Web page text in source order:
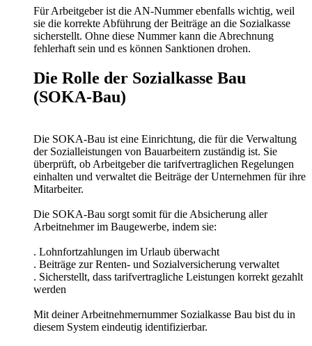
Für Arbeitgeber ist die AN-Nummer ebenfalls wichtig, weil
sie die korrekte Abführung der Beiträge an die Sozialkasse
sicherstellt. Ohne diese Nummer kann die Abrechnung
fehlerhaft sein und es können Sanktionen drohen.
Die Rolle der Sozialkasse Bau
(SOKA-Bau)
Die SOKA-Bau ist eine Einrichtung, die für die Verwaltung
der Sozialleistungen von Bauarbeitern zuständig ist. Sie
überprüft, ob Arbeitgeber die tarifvertraglichen Regelungen
einhalten und verwaltet die Beiträge der Unternehmen für ihre
Mitarbeiter.
Die SOKA-Bau sorgt somit für die Absicherung aller
Arbeitnehmer im Baugewerbe, indem sie:
. Lohnfortzahlungen im Urlaub überwacht
. Beiträge zur Renten- und Sozialversicherung verwaltet
. Sicherstellt, dass tarifvertragliche Leistungen korrekt gezahlt
werden
Mit deiner Arbeitnehmernummer Sozialkasse Bau bist du in
diesem System eindeutig identifizierbar.